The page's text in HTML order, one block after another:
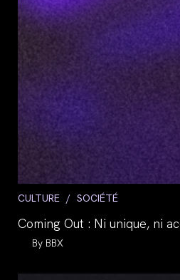
Post
CULTURE / SOCIÉTÉ
Coming Out : Ni unique, ni
Auteur/autrice
BBX